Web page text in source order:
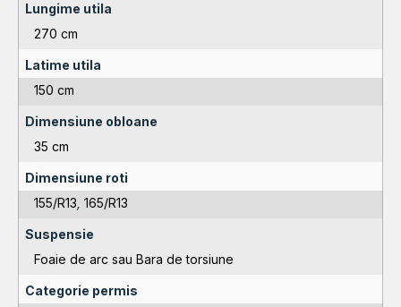
Lungime utila
270 cm
Latime utila
150 cm
Dimensiune obloane
35 cm
Dimensiune roti
155/R13 165/R13
Suspensie
Foaie de arc sau Bara de torsiune
Categorie permis